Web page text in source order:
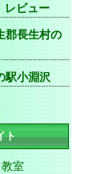
ビュー
郡長生村の
駅小淵沢
ト
教室